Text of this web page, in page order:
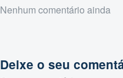
Nenhum comentário ainda
Deixe o seu